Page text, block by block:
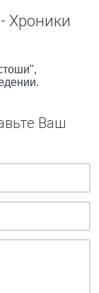
Хроники
Ваш